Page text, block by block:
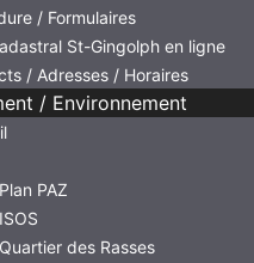
/ Formulaires
St-Gingolph en ligne
/ Adresses / Horaires
/ Environnement
Plan PAZ
ISOS
Quartier des Rasses